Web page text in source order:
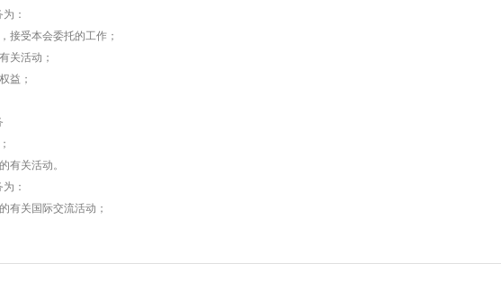
：
受本会委托的工作；
活动；
；
关活动。
：
关国际交流活动；